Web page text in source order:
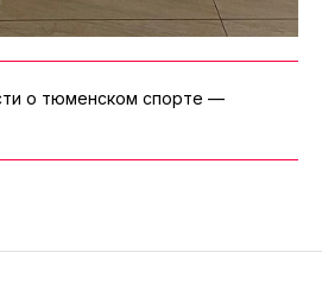
о тюменском спорте —